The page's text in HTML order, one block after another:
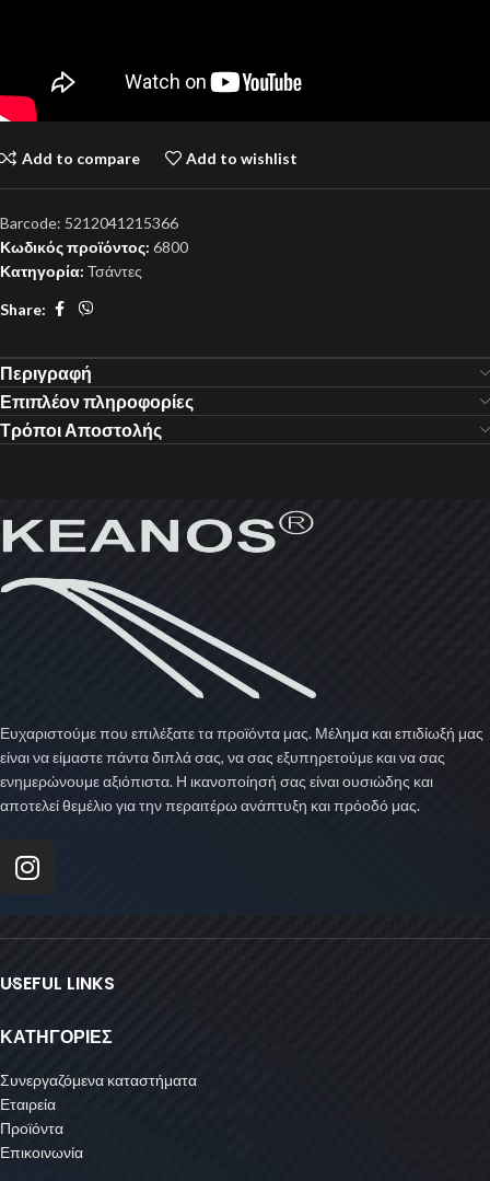
Add to compare Add to wishlist
Barcode: 5212041215366
Κωδικός προϊόντος: 6800
Κατηγορία: Τσάντες
Share:
Περιγραφή
Επιπλέον πληροφορίες
Τρόποι Αποστολής
Ευχαριστούμε που επιλέξατε τα προϊόντα μας. Μέλημα και επιδίωξή μας
είναι να είμαστε πάντα διπλά σας, να σας εξυπηρετούμε και να σας
ενημερώνουμε αξιόπιστα. Η ικανοποίησή σας είναι ουσιώδης και
αποτελεί θεμέλιο για την περαιτέρω ανάπτυξη και πρόοδό μας.
USEFUL LINKS
ΚΑΤΗΓΟΡΙΕΣ
Συνεργαζόμενα καταστήματα
Εταιρεία
Προϊόντα
Επικοινωνία